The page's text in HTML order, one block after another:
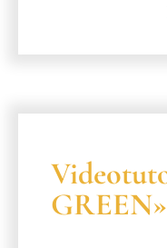
GREEN»